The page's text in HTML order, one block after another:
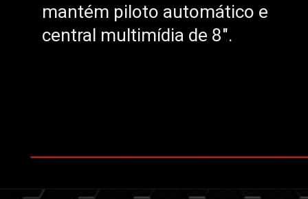
mantém piloto automático e
central multimídia de 8".
mantém piloto automático e
central multimídia de 8".